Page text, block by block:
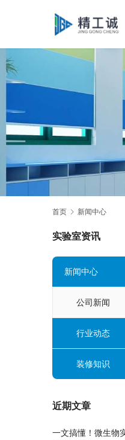
首页 新闻中心
实验室资讯
新闻中心
公司新闻
行业动态
装修知识
近期文章
一文搞懂！微生物